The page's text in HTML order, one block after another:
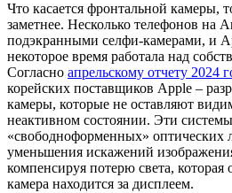
Что касается фронтальной камеры,
заметнее. Несколько телефонов на
подэкранными селфи-камерами, и
некоторое время работала над
Согласно апрельскому отчету 2024
корейских поставщиков Apple –
камеры, которые не оставляют
неактивном состоянии. Эти
«свободноформенных» оптических
уменьшения искажений
компенсируя потерю света, которая
камера находится за дисплеем.